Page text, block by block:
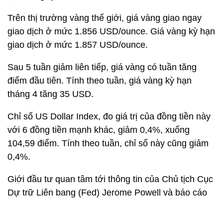
Trên thị trường vàng thế giới, giá vàng giao ngay
giao dịch ở mức 1.856 USD/ounce. Giá vàng kỳ hạn
giao dịch ở mức 1.857 USD/ounce.
Sau 5 tuần giảm liên tiếp, giá vàng có tuần tăng
điểm đầu tiên. Tính theo tuần, giá vàng kỳ hạn
tháng 4 tăng 35 USD.
Chỉ số US Dollar Index, đo giá trị của đồng tiền này
với 6 đồng tiền mạnh khác, giảm 0,4%, xuống
104,59 điểm. Tính theo tuần, chỉ số này cũng giảm
0,4%.
Giới đầu tư quan tâm tới thông tin của Chủ tịch Cục
Dự trữ Liên bang (Fed) Jerome Powell và báo cáo